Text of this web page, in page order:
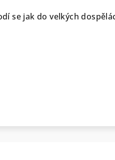
se jak do velkých